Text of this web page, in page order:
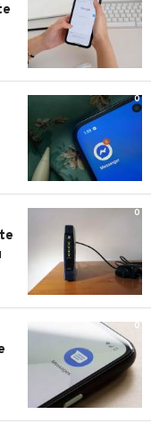
0
0
0